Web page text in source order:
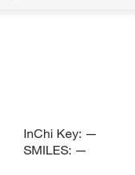
InChi Key: —
SMILES: —